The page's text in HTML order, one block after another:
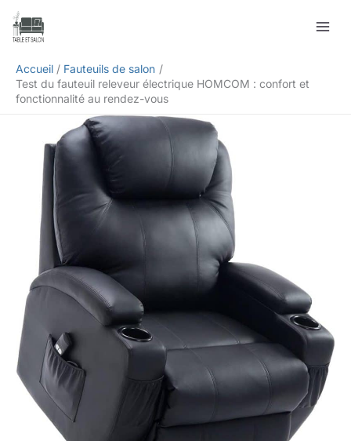
Aller
Accueil
Fauteuils de salon
Test du fauteuil releveur électrique HOMCOM : confort et
fonctionnalité au rendez-vous
Rechercher